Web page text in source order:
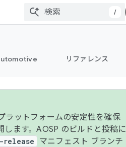
/
リファレンス
ラットフォームの安定性を確保
ます。AOSP のビルドと投稿に
マニフェスト ブランチ